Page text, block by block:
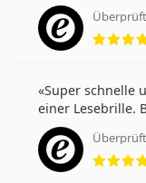
Super schnelle
einer Lesebrille.